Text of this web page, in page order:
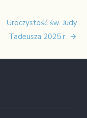
Uroczystość św. Judy
Tadeusza 2025 r.